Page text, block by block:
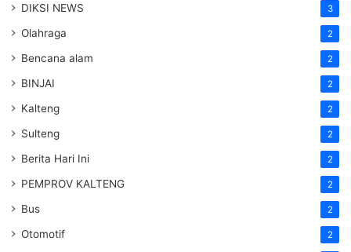
DIKSI NEWS 3
Olahraga 2
Bencana alam 2
BINJAI 2
Kalteng 2
Sulteng 2
Berita Hari Ini 2
PEMPROV KALTENG 2
Bus 2
Otomotif 2